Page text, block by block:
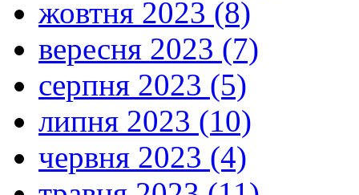
жовтня 2023 (8)
вересня 2023 (7)
серпня 2023 (5)
липня 2023 (10)
червня 2023 (4)